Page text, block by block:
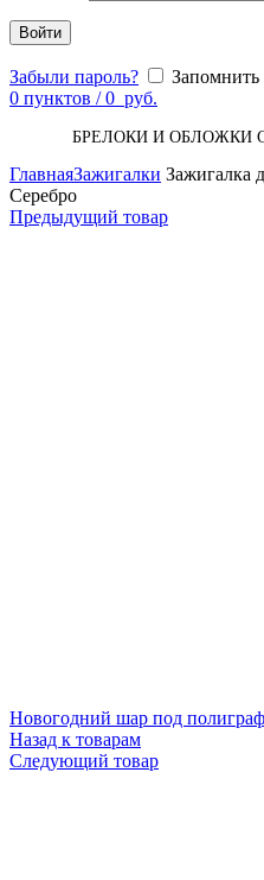
Войти
Забыли пароль?
Запомнить
0 пунктов / 0 руб.
БРЕЛОКИ И ОБЛОЖКИ
ГлавнаяЗажигалки Зажигалка
Серебро
Предыдущий товар
Новогодний шар под
Назад к товарам
Следующий товар